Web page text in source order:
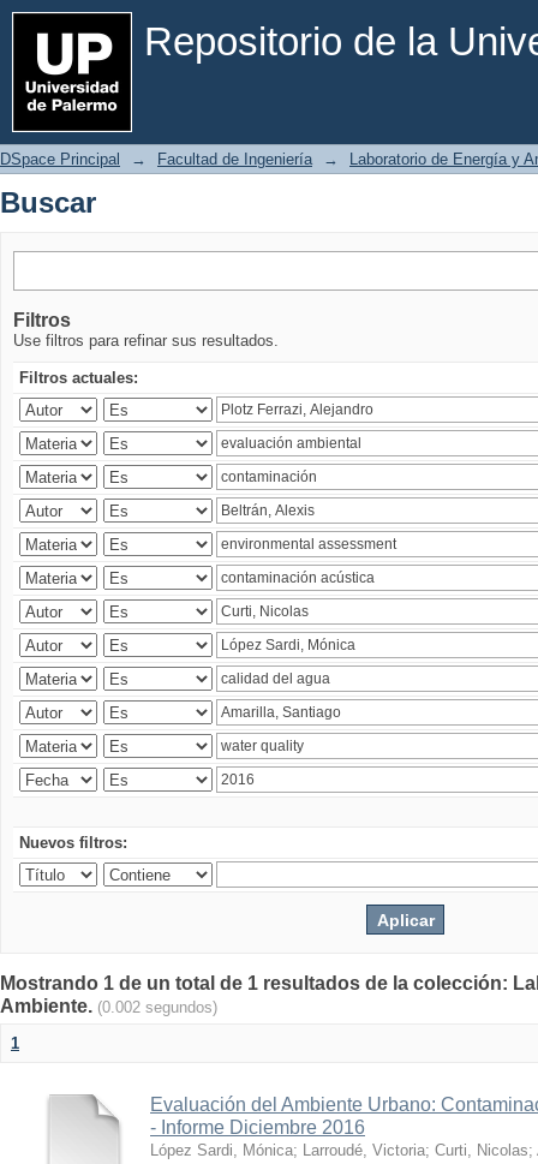
Repositorio de la
Buscar
DSpace Principal → Facultad de Ingeniería → Laboratorio de Energía y
Buscar
Filtros
Use filtros para refinar sus resultados.
Filtros actuales:
Nuevos filtros:
Mostrando 1 de un total de 1 resultados de la colección:
Ambiente. (0.002 segundos)
1
Evaluación del Ambiente Urbano:
- Informe Diciembre 2016
López Sardi, Mónica; Larroudé, Victoria; Curti, Nicolas;